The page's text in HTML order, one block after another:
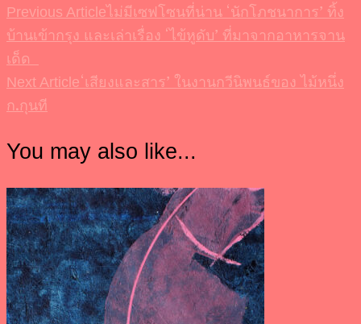
Post
Navigation
Previous Articleไม่มีเซฟโซนที่น่าน ‘นักโภชนาการ’ ทิ้ง
บ้านเข้ากรุง และเล่าเรื่อง ‘ไข้หูดับ’ ที่มาจากอาหารจาน
เด็ด
Next Article‘เสียงและสาร’ ในงานกวีนิพนธ์ของ ไม้หนึ่ง
ก.กุนที
You may also like...